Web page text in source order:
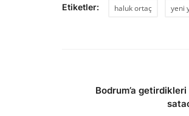
Etiketler: haluk ortaç yeni
Bodrum’a